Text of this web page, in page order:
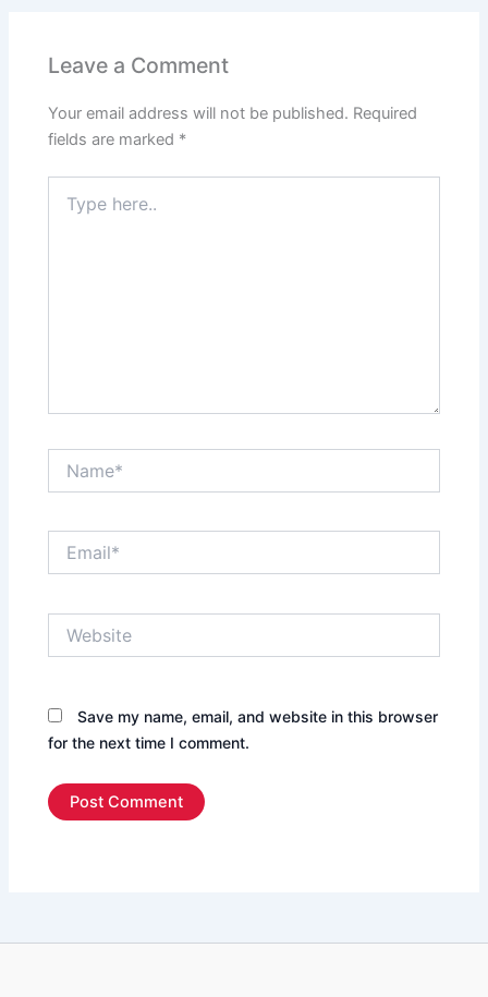
Leave a Comment
Your email address will not be published. Required
fields are marked *
here..
Save my name, email, and website in this browser
for the next time I comment.